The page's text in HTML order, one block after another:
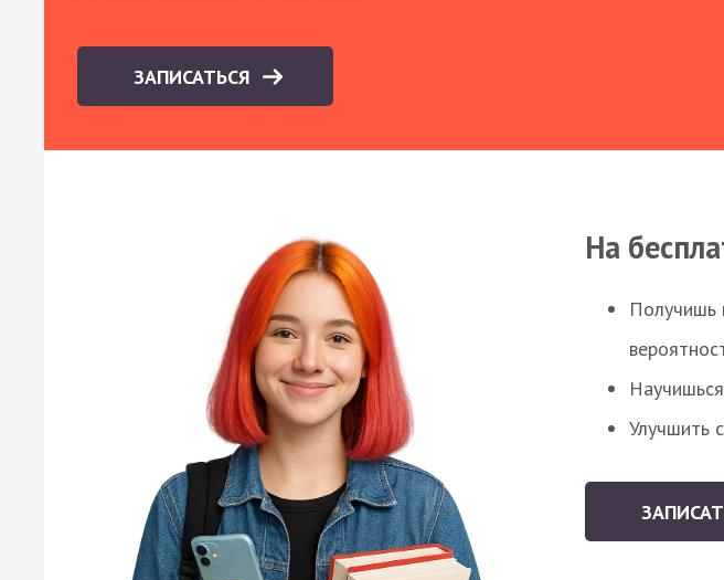
ЗАПИСАТЬСЯ
На
Получишь
Улучшить